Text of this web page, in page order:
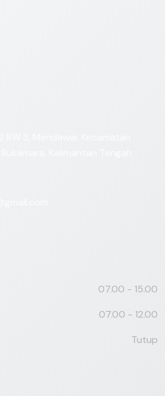
07.00 - 15.00
07.00 - 12.00
Tutup